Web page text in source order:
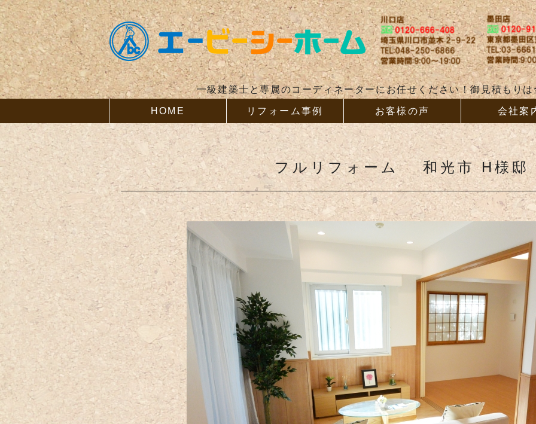
リフォー
一級建築士と専属のコーディネーターにお任せください！御見積もり
HOME リフォーム事例 お客様の声 会社案
フルリフォーム 和光市 H様邸